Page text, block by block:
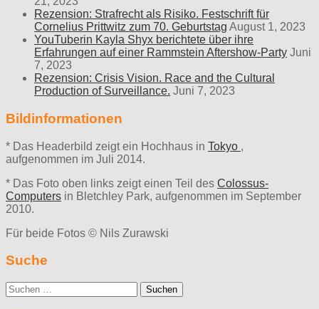
Rezension: Strafrecht als Risiko. Festschrift für
Cornelius Prittwitz zum 70. Geburtstag August 1, 2023
YouTuberin Kayla Shyx berichtete über ihre
Erfahrungen auf einer Rammstein Aftershow-Party Juni
7, 2023
Rezension: Crisis Vision. Race and the Cultural
Production of Surveillance. Juni 7, 2023
Bildinformationen
* Das Headerbild zeigt ein Hochhaus in Tokyo ,
aufgenommen im Juli 2014.
* Das Foto oben links zeigt einen Teil des Colossus-
Computers in Bletchley Park, aufgenommen im September
2010.
Für beide Fotos © Nils Zurawski
Suche
Suche
nach: